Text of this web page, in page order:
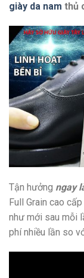
giày da nam thủ
Tận hưởng ngay
Full Grain cao
như mới sau mỗi
phí nhiều lần so